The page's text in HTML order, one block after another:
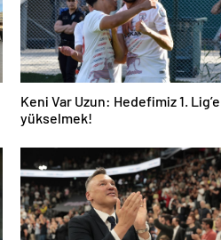
Keni Var Uzun: Hedefimiz 1. Lig’e
yükselmek!